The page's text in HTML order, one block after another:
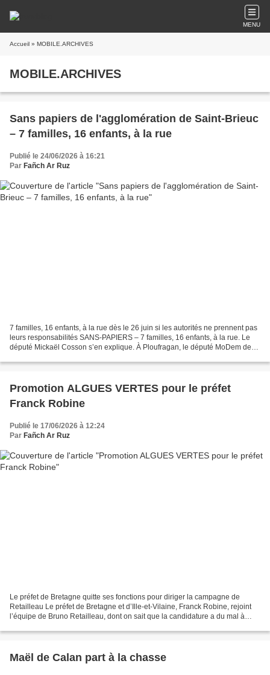
MENU
Accueil » MOBILE.ARCHIVES
MOBILE.ARCHIVES
Sans papiers de l'agglomération de Saint-Brieuc
– 7 familles, 16 enfants, à la rue
Publié le 24/06/2026 à 16:21
Par Fañch Ar Ruz
7 familles, 16 enfants, à la rue dès le 26 juin si les autorités ne prennent pas
leurs responsabilités SANS-PAPIERS – 7 familles, 16 enfants, à la rue. Le
député Mickaël Cosson s’en explique. À Ploufragan, le député MoDem des
Promotion ALGUES VERTES pour le préfet
Franck Robine
Publié le 17/06/2026 à 12:24
Par Fañch Ar Ruz
Le préfet de Bretagne quitte ses fonctions pour diriger la campagne de
Retailleau Le préfet de Bretagne et d’Ille-et-Vilaine, Franck Robine, rejoint
l’équipe de Bruno Retailleau, dont on sait que la candidature a du mal à
Maël de Calan part à la chasse